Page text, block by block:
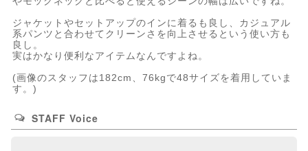
ジャケットやセットアップのインに着るも良し、カジュアル
系パンツと合わせてクリーンさを向上させるという使い方も
良し。
実はかなり便利なアイテムなんですよね。
(画像のスタッフは182cm、76kgで48サイズを着用していま
す。)
STAFF Voice